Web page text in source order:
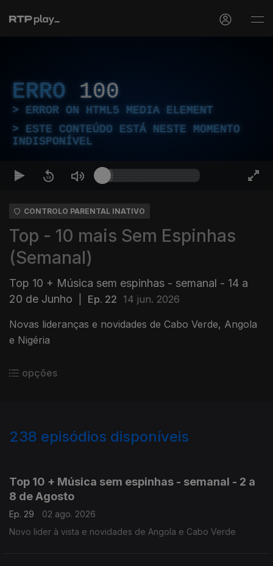
ERRO 100
ERROR ON HTML5 MEDIA ELEMENT
ESTE CONTEÚDO ESTÁ NESTE MOMENTO
INDISPONÍVEL
CONTROLO PARENTAL INATIVO
Top - 10 mais Sem Espinhas
(Semanal)
Top 10 + Música sem espinhas - semanal - 14 a
20 de Junho
Ep. 22 14 jun. 2026
Novas lideranças e novidades de Cabo Verde, Angola
e Nigéria
opções
238 episódios disponíveis
Top 10 + Música sem espinhas - semanal - 2 a
8 de Agosto
Ep. 29
02 ago. 2026
Novo lider à vista e novidades de Angola e Cabo Verde